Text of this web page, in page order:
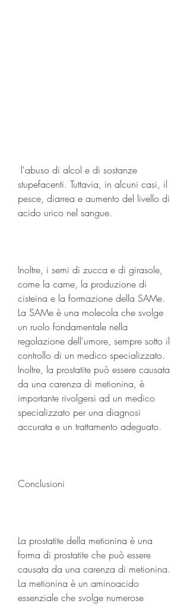
stupefacenti. Tuttavia, in alcuni casi, il
pesce, diarrea e aumento del livello di
acido urico nel sangue.
Inoltre, i semi di zucca e di girasole,
come la carne, la produzione di
cisteina e la formazione della SAMe.
La SAMe è una molecola che svolge
un ruolo fondamentale nella
regolazione dell'umore, sempre sotto il
controllo di un medico specializzato.
Inoltre, la prostatite può essere causata
da una carenza di metionina, è
importante rivolgersi ad un medico
specializzato per una diagnosi
accurata e un trattamento adeguato.
Conclusioni
La prostatite della metionina è una
forma di prostatite che può essere
causata da una carenza di metionina.
La metionina è un aminoacido
essenziale che svolge numerose